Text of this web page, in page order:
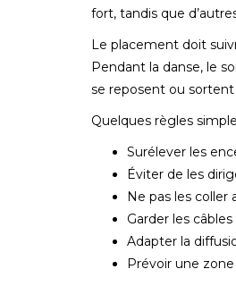
fort, tandis que
Le placement doit
Pendant la danse, le
se reposent ou sortent
Quelques règles
Surélever les
Éviter de les
Ne pas les coller
Garder les
Adapter la
Prévoir une